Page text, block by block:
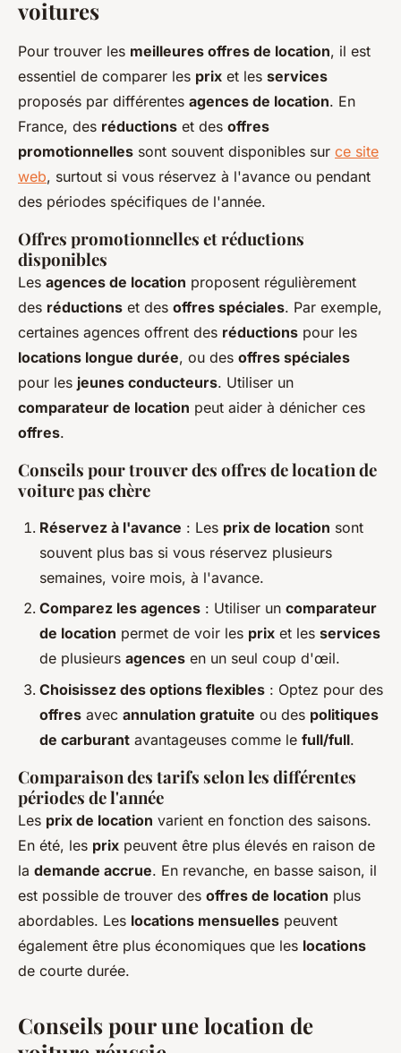
voitures
Pour trouver les meilleures offres de location, il est
essentiel de comparer les prix et les services
proposés par différentes agences de location. En
France, des réductions et des offres
promotionnelles sont souvent disponibles sur ce site
web, surtout si vous réservez à l'avance ou pendant
des périodes spécifiques de l'année.
Offres promotionnelles et réductions
disponibles
Les agences de location proposent régulièrement
des réductions et des offres spéciales. Par exemple,
certaines agences offrent des réductions pour les
locations longue durée, ou des offres spéciales
pour les jeunes conducteurs. Utiliser un
comparateur de location peut aider à dénicher ces
offres.
Conseils pour trouver des offres de location de
voiture pas chère
Réservez à l'avance : Les prix de location sont
souvent plus bas si vous réservez plusieurs
semaines, voire mois, à l'avance.
Comparez les agences : Utiliser un comparateur
de location permet de voir les prix et les services
de plusieurs agences en un seul coup d'œil.
Choisissez des options flexibles : Optez pour des
offres avec annulation gratuite ou des politiques
de carburant avantageuses comme le full/full.
Comparaison des tarifs selon les différentes
périodes de l'année
Les prix de location varient en fonction des saisons.
En été, les prix peuvent être plus élevés en raison de
la demande accrue. En revanche, en basse saison, il
est possible de trouver des offres de location plus
abordables. Les locations mensuelles peuvent
également être plus économiques que les locations
de courte durée.
Conseils pour une location de